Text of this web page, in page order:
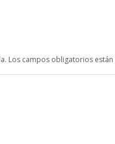
Los campos obligatorios